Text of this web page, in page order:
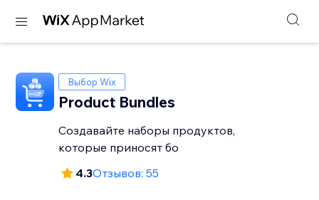
Выбор Wix
Product Bundles
Создавайте наборы продуктов,
которые приносят бо
4.3Отзывов: 55